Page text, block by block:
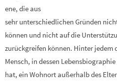
ene, die aus
sehr unterschiedlichen Gründen
können und nicht auf die
zurückgreifen können. Hinter jedem
Mensch, in dessen
hat, ein Wohnort außerhalb des